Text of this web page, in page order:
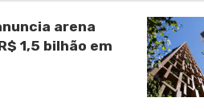
arena
1,5 bilhão em